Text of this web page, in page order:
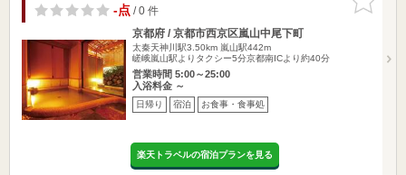
りに追加
-点/ 0 件
京都府 / 京都市西京区嵐山中尾下町
太秦天神川駅3.50km 嵐山駅442m
嵯峨嵐山駅よりタクシー5分京都南ICより約40分
営業時間 5:00～25:00
入浴料金 ～
日帰り 宿泊 お食事・食事処
楽天トラベルの宿泊プランを見る